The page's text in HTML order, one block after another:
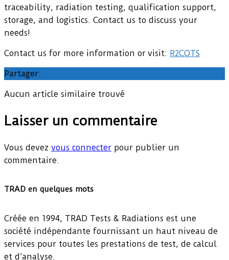
traceability, radiation testing, qualification support,
storage, and logistics. Contact us to discuss your
needs!
Contact us for more information or visit: R2COTS
Partager:
Aucun article similaire trouvé
Laisser un commentaire
Vous devez vous connecter pour publier un
commentaire.
TRAD en quelques mots
Créée en 1994, TRAD Tests & Radiations est une
société indépendante fournissant un haut niveau de
services pour toutes les prestations de test, de calcul
et d’analyse.